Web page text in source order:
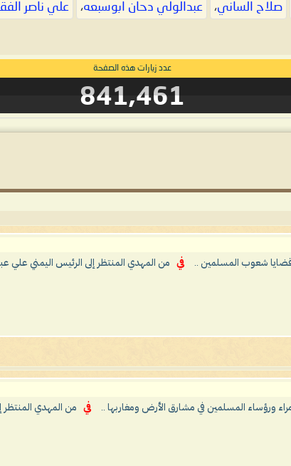
صلاح الساني، عبدالولي دحان ابوسبعه، علي ناصر
عدد زيارات هذه الصفحة
841,461
شعوب المسلمين .. في من المهدي المنتظر إلى الرئيس اليمني علي
ورؤساء المسلمين في مشارق الأرض ومغاربها .. في من المهدي المنتظر